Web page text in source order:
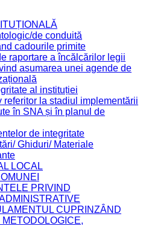
de conduită
cadourile primite
raportare a încălcărilor legii
asumarea unei agende de
al instituției
referitor la stadiul implementării
în SNA și în planul de
de integritate
Ghiduri/ Materiale
LOCAL
PRIVIND
CUPRINZÂND